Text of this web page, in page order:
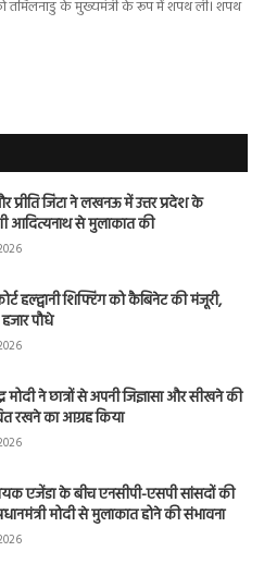
तमिलनाडु के मुख्यमंत्री के रूप में शपथ ली। शपथ
जिंटा ने लखनऊ में उत्तर प्रदेश के
आदित्यनाथ से मुलाकात की
हल्द्वानी शिफ्टिंग को कैबिनेट की मंजूरी,
पौधे
मोदी ने छात्रों से अपनी जिज्ञासा और सीखने की
रखने का आग्रह किया
एजेंडा के बीच एनसीपी-एसपी सांसदों की
मोदी से मुलाकात होने की संभावना